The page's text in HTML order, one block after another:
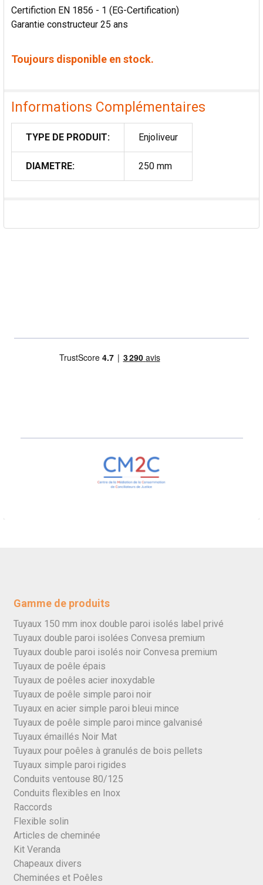
Certifiction EN 1856 - 1 (EG-Certification)
Garantie constructeur 25 ans
Toujours disponible en stock.
Informations Complémentaires
TYPE DE PRODUIT: Enjoliveur
DIAMETRE: 250 mm
Gamme de produits
Tuyaux 150 mm inox double paroi isolés label privé
Tuyaux double paroi isolées Convesa premium
Tuyaux double paroi isolés noir Convesa premium
Tuyaux de poêle épais
Tuyaux de poêles acier inoxydable
Tuyaux de poêle simple paroi noir
Tuyaux en acier simple paroi bleui mince
Tuyaux de poêle simple paroi mince galvanisé
Tuyaux émaillés Noir Mat
Tuyaux pour poêles à granulés de bois pellets
Tuyaux simple paroi rigides
Conduits ventouse 80/125
Conduits flexibles en Inox
Raccords
Flexible solin
Articles de cheminée
Kit Veranda
Chapeaux divers
Cheminées et Poêles